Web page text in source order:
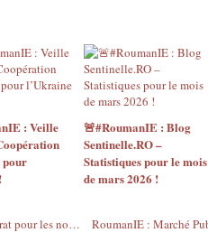
: Veille
pour
🚨#RoumanIE : Blog
Sentinelle.RO –
Statistiques pour le mois
de mars 2026 !
RoumanIE : Veille défense - Un contrat pour les nouveaux véhicules de combat !